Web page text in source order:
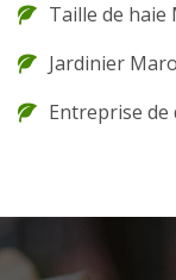
Taille de haie
Jardinier
Entreprise